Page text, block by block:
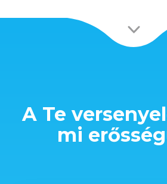
A Te
mi